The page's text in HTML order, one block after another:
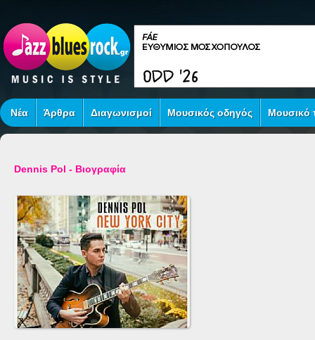
Νέα Άρθρα Διαγωνισμοί Μουσικός οδηγός Μουσικό
Dennis Pol - Βιογραφία